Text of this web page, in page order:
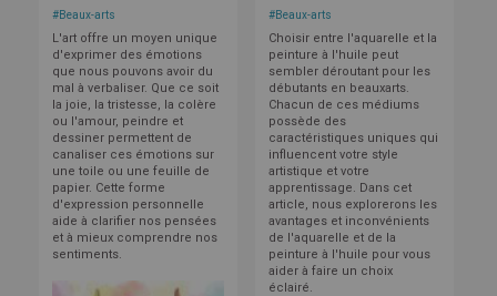
#Beaux-arts
L'art offre un moyen unique
d'exprimer des émotions
que nous pouvons avoir du
mal à verbaliser. Que ce soit
la joie, la tristesse, la colère
ou l'amour, peindre et
dessiner permettent de
canaliser ces émotions sur
une toile ou une feuille de
papier. Cette forme
d'expression personnelle
aide à clarifier nos pensées
et à mieux comprendre nos
sentiments.
#Beaux-arts
Choisir entre l'aquarelle et la
peinture à l'huile peut
sembler déroutant pour les
débutants en beauxarts.
Chacun de ces médiums
possède des
caractéristiques uniques qui
influencent votre style
artistique et votre
apprentissage. Dans cet
article, nous explorerons les
avantages et inconvénients
de l'aquarelle et de la
peinture à l'huile pour vous
aider à faire un choix
éclairé.